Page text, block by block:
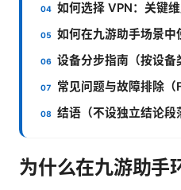
如何选择 VPN：关键
如何在九游助手场景中
设备分步指南（按设备
常见问题与故障排除（
结语（不设独立结论段
为什么在九游助手